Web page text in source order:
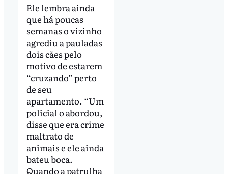
Ele lembra ainda
que há poucas
semanas o vizinho
agrediu a pauladas
dois cães pelo
motivo de estarem
“cruzando” perto
de seu
apartamento. “Um
policial o abordou,
disse que era crime
maltrato de
animais e ele ainda
bateu boca.
Quando a patrulha